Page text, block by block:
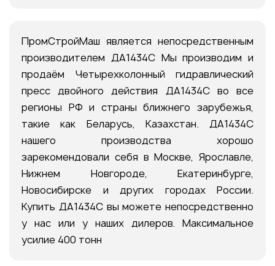
ПромСтройМаш является непосредственным
производителем ДА1434С Мы производим и
продаём Четырехколонный гидравлический
пресс двойного действия ДА1434С во все
регионы РФ и страны ближнего зарубежья,
такие как Беларусь, Казахстан. ДА1434С
нашего производства хорошо
зарекомендовали себя в Москве, Ярославле,
Нижнем Новгороде, Екатеринбурге,
Новосибирске и других городах России.
Купить ДА1434С вы можете непосредственно
у нас или у наших дилеров. Максимальное
усилие 400 тонн